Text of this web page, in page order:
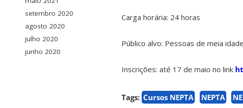
setembro 2020
agosto 2020
julho 2020
junho 2020
Carga horária: 24 horas
Público alvo: Pessoas de meia
Inscrições: até 17 de maio no link
Tags: Cursos NEPTA NEPTA